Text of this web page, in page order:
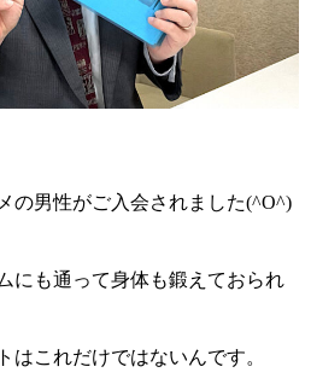
の男性がご入会されました(^O^)
にも通って身体も鍛えておられ
はこれだけではないんです。